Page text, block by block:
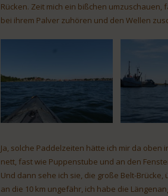
Rücken. Zeit mich ein bißchen
bei ihrem Palver zuhören und den Wellen
Ja, solche Paddelzeiten hätte ich mir da
nett, fast wie Puppenstube und an den
Und dann sehe ich sie, die große Belt-
an die 10 km ungefähr, ich habe die